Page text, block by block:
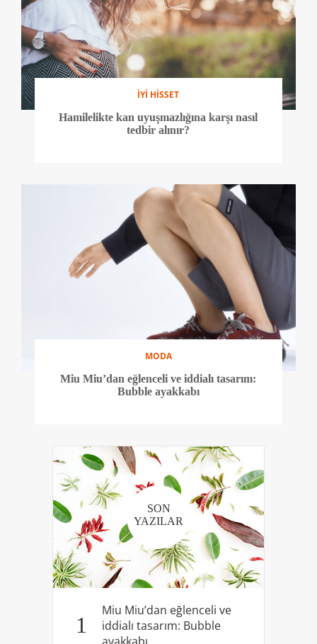
İYİ HİSSET
Hamilelikte kan uyuşmazlığına karşı nasıl
tedbir alınır?
MODA
Miu Miu’dan eğlenceli ve iddialı tasarım:
Bubble ayakkabı
SON
YAZILAR
1
Miu Miu’dan eğlenceli ve
iddialı tasarım: Bubble
ayakkabı